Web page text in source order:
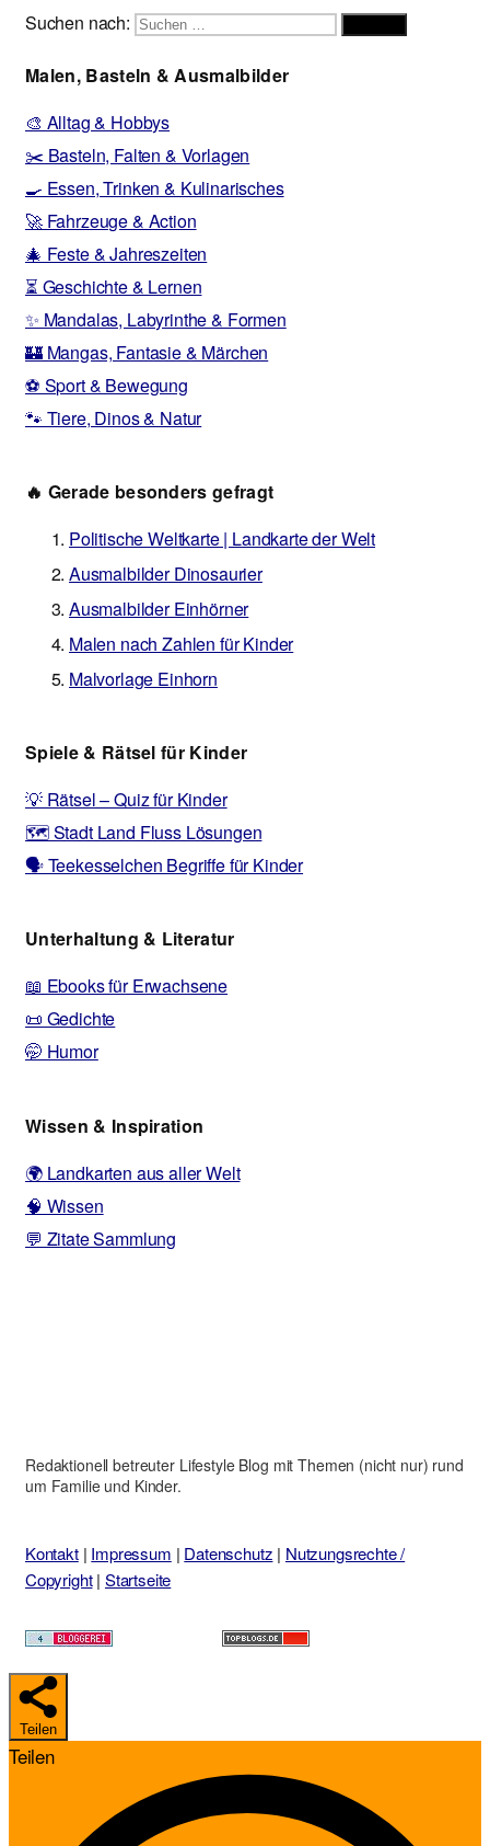
Suchen nach:
Malen, Basteln & Ausmalbilder
🎨 Alltag & Hobbys
✂️ Basteln, Falten & Vorlagen
🍳 Essen, Trinken & Kulinarisches
🚀 Fahrzeuge & Action
🎄 Feste & Jahreszeiten
⏳ Geschichte & Lernen
✨ Mandalas, Labyrinthe & Formen
🏰 Mangas, Fantasie & Märchen
⚽ Sport & Bewegung
🐾 Tiere, Dinos & Natur
🔥 Gerade besonders gefragt
Politische Weltkarte | Landkarte der Welt
Ausmalbilder Dinosaurier
Ausmalbilder Einhörner
Malen nach Zahlen für Kinder
Malvorlage Einhorn
Spiele & Rätsel für Kinder
💡 Rätsel – Quiz für Kinder
🗺️ Stadt Land Fluss Lösungen
🗣️ Teekesselchen Begriffe für Kinder
Unterhaltung & Literatur
📖 Ebooks für Erwachsene
📜 Gedichte
🤭 Humor
Wissen & Inspiration
🌍 Landkarten aus aller Welt
🧠 Wissen
💬 Zitate Sammlung
Redaktionell betreuter Lifestyle Blog mit Themen (nicht nur) rund
um Familie und Kinder.
Kontakt| Impressum | Datenschutz | Nutzungsrechte /
Copyright| Startseite
Teilen
Teilen